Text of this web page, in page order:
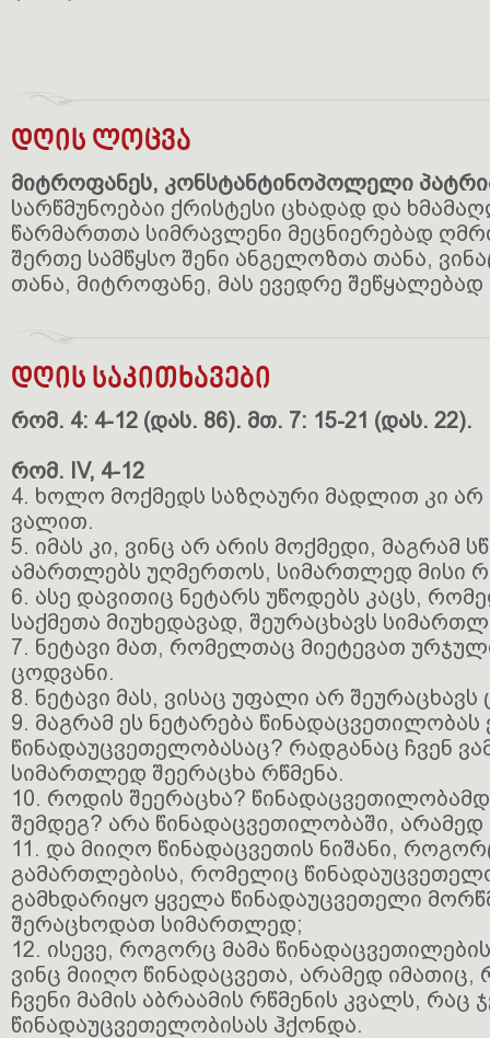
დღის ლოცვა
მიტროფანეს, კონსტანტინოპოლელი
სარწმუნოებაი ქრისტესი ცხადად და
წარმართთა სიმრავლენი მეცნიერებად
შერთე სამწყსო შენი ანგელოზთა თანა,
თანა, მიტროფანე, მას ევედრე
დღის საკითხავები
რომ. 4: 4-12 (დას. 86). მთ. 7: 15-21 (დას. 22).
რომ. IV, 4-12
4. ხოლო მოქმედს საზღაური მადლით კი არ
ვალით.
5. იმას კი, ვინც არ არის მოქმედი, მაგრამ
ამართლებს უღმერთოს, სიმართლედ მისი
6. ასე დავითიც ნეტარს უწოდებს კაცს,
საქმეთა მიუხედავად, შეურაცხავს
7. ნეტავი მათ, რომელთაც მიეტევათ
ცოდვანი.
8. ნეტავი მას, ვისაც უფალი არ შეურაცხავს
9. მაგრამ ეს ნეტარება წინადაცვეთილობას
წინადაუცვეთელობასაც? რადგანაც ჩვენ
სიმართლედ შეერაცხა რწმენა.
10. როდის შეერაცხა?
შემდეგ? არა წინადაცვეთილობაში,
11. და მიიღო წინადაცვეთის ნიშანი,
გამართლებისა, რომელიც
გამხდარიყო ყველა წინადაუცვეთელი
შერაცხოდათ სიმართლედ;
12. ისევე, როგორც მამა
ვინც მიიღო წინადაცვეთა, არამედ იმათიც,
ჩვენი მამის აბრაამის რწმენის კვალს, რაც
წინადაუცვეთელობისას ჰქონდა.